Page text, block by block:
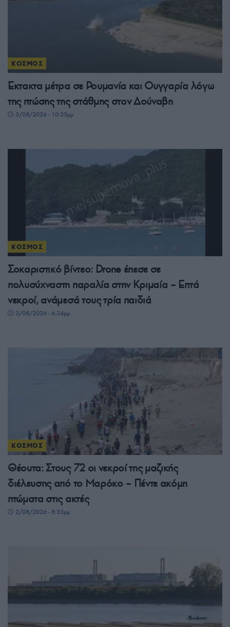
ΚΟΣΜΟΣ
Έκτακτα μέτρα σε Ρουμανία και Ουγγαρία λόγω
της πτώσης της στάθμης στον Δούναβη
3/08/2026 - 10:33μμ
ΚΟΣΜΟΣ
Σοκαριστικό βίντεο: Drone έπεσε σε
πολυσύχναστη παραλία στην Κριμαία – Επτά
νεκροί, ανάμεσά τους τρία παιδιά
3/08/2026 - 6:24μμ
ΚΟΣΜΟΣ
Θέουτα: Στους 72 οι νεκροί της μαζικής
διέλευσης από το Μαρόκο – Πέντε ακόμη
πτώματα στις ακτές
2/08/2026 - 8:33μμ